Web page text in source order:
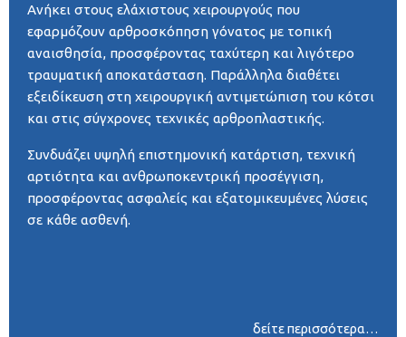
Ανήκει στους ελάχιστους χειρουργούς που
εφαρμόζουν αρθροσκόπηση γόνατος με τοπική
αναισθησία, προσφέροντας ταχύτερη και λιγότερο
τραυματική αποκατάσταση. Παράλληλα διαθέτει
εξειδίκευση στη χειρουργική αντιμετώπιση του κότσι
και στις σύγχρονες τεχνικές αρθροπλαστικής.
Συνδυάζει υψηλή επιστημονική κατάρτιση, τεχνική
αρτιότητα και ανθρωποκεντρική προσέγγιση,
προσφέροντας ασφαλείς και εξατομικευμένες λύσεις
σε κάθε ασθενή.
δείτε περισσότερα…